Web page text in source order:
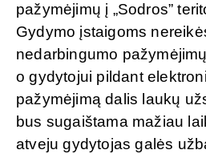
pažymėjimų į „Sodros”
Gydymo įstaigoms
nedarbingumo
o gydytojui pildant
pažymėjimą dalis laukų
bus sugaištama mažiau
atveju gydytojas galės